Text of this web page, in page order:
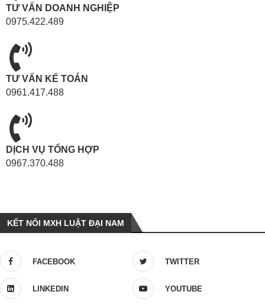
TƯ VẤN DOANH NGHIỆP
0975.422.489
TƯ VẤN KẾ TOÁN
0961.417.488
DỊCH VỤ TỔNG HỢP
0967.370.488
KẾT NỐI MXH LUẬT ĐẠI NAM
FACEBOOK TWITTER
LINKEDIN YOUTUBE